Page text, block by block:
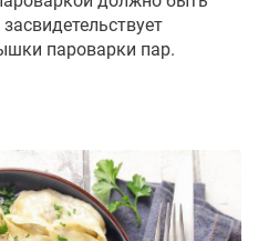
пароварки пар.